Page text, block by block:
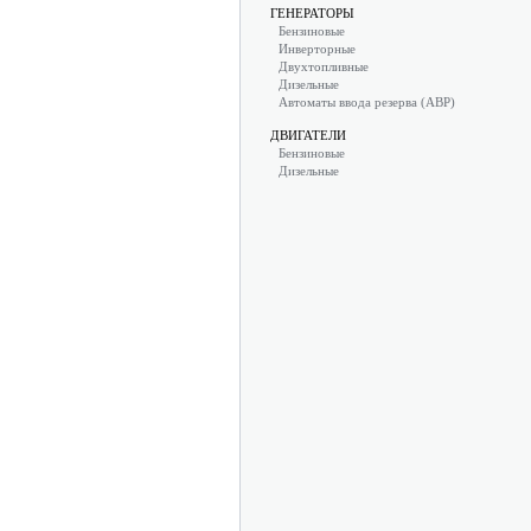
ГЕНЕРАТОРЫ
Бензиновые
Инверторные
Двухтопливные
Дизельные
Автоматы ввода резерва (АВР)
ДВИГАТЕЛИ
Бензиновые
Дизельные